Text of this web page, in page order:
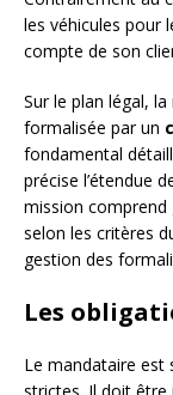
les véhicules pour
compte de son
Sur le plan légal,
formalisée par un
fondamental
précise l’étendue
mission comprend
selon les critères
gestion des
Les
Le mandataire est
strictes. Il doit être